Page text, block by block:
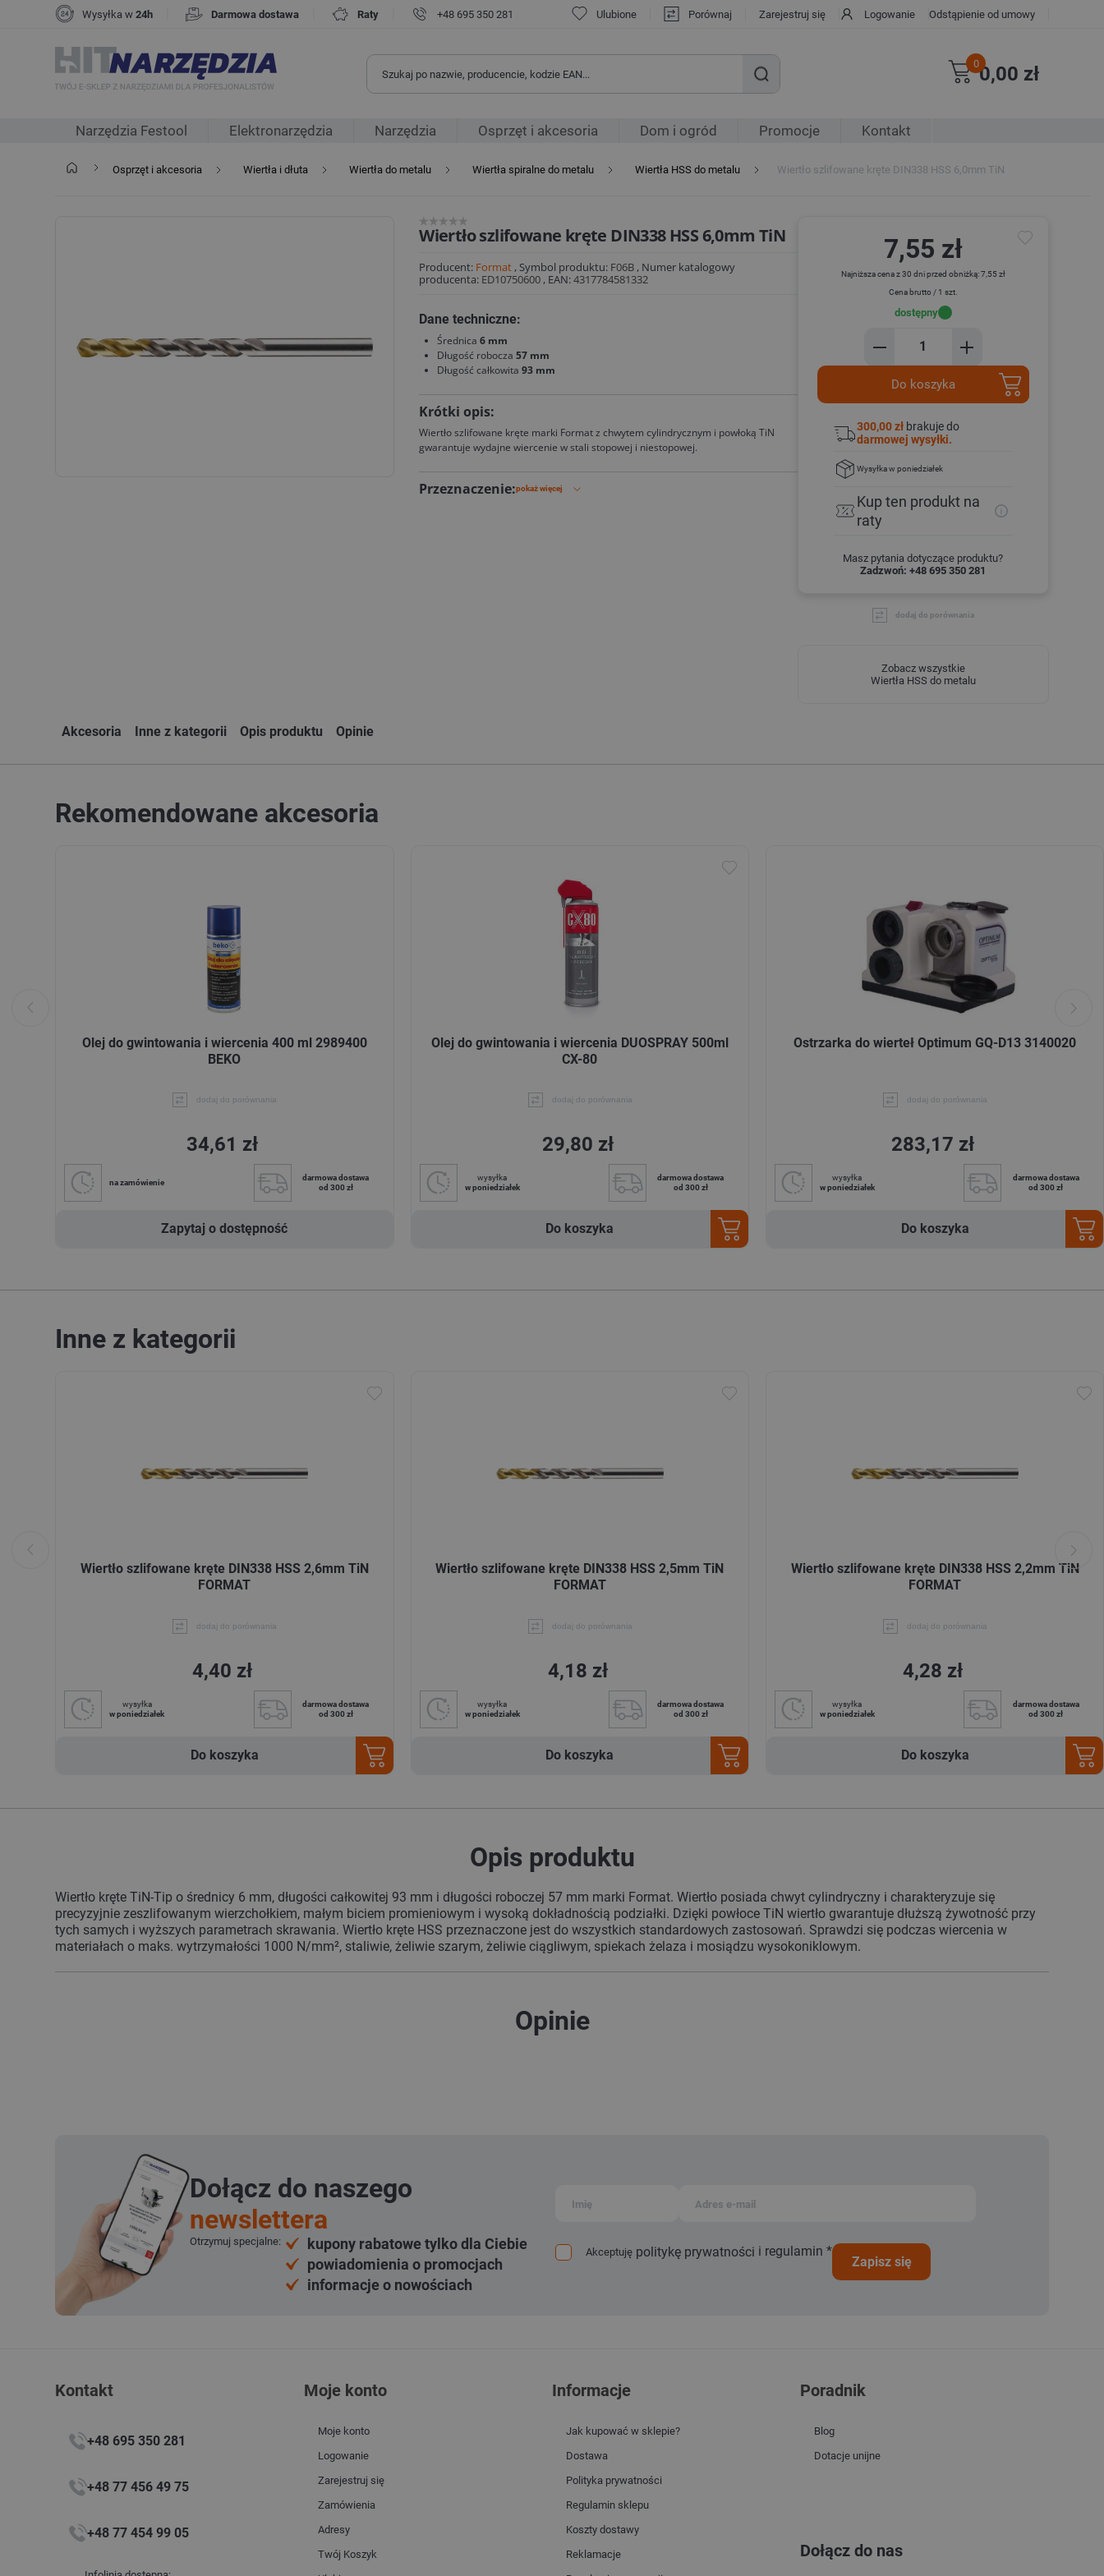
Wysyłka w24h Darmowa dostawa Raty +48 695 350 281 Ulubione Porównaj Zarejestruj się Logowanie Odstąpienie od umowy
00,00 zł
Narzędzia Festool Elektronarzędzia Narzędzia Osprzęt i akcesoria Dom i ogród Promocje Kontakt
Osprzęt i akcesoria Wiertła i dłuta Wiertła do metalu Wiertła spiralne do metalu Wiertła HSS do metalu Wiertło szlifowane kręte DIN338 HSS 6,0mm TiN
7,55 zł
Najniższa cena z 30 dni przed obniżką: 7,55 zł
Cena brutto / 1 szt.
dostępny
Do koszyka
300,00 złbrakuje do
darmowej wysyłki.
Wysyłkaw poniedziałek
Kup ten produkt na
raty
Masz pytania dotyczące produktu?
Zadzwoń: +48 695 350 281
dodaj do porównania
Zobacz wszystkie
Wiertła HSS do metalu
Wiertło szlifowane kręte DIN338 HSS 6,0mm TiN
Producent: Format , Symbol produktu: F06B , Numer katalogowy
producenta: ED10750600 , EAN:4317784581332
Dane techniczne:
Średnica6 mm
Długość robocza57 mm
Długość całkowita93 mm
Krótki opis:
Wiertło szlifowane kręte marki Format z chwytem cylindrycznym i powłoką TiN
gwarantuje wydajne wiercenie w stali stopowej i niestopowej.
Przeznaczenie:pokaż więcej
Akcesoria Inne z kategorii Opis produktu Opinie
Rekomendowane akcesoria
Olej do gwintowania i wiercenia 400 ml 2989400
BEKO
dodaj do porównania
34,61 zł
na zamówienie
darmowa dostawa
od 300 zł
Zapytaj o dostępność
Olej do gwintowania i wiercenia DUOSPRAY 500ml
CX-80
dodaj do porównania
29,80 zł
wysyłka
w poniedziałek
darmowa dostawa
od 300 zł
Do koszyka
Ostrzarka do wierteł Optimum GQ-D13 3140020
dodaj do porównania
283,17 zł
wysyłka
w poniedziałek
darmowa dostawa
od 300 zł
Do koszyka
Inne z kategorii
Wiertło szlifowane kręte DIN338 HSS 2,6mm TiN
FORMAT
dodaj do porównania
4,40 zł
wysyłka
w poniedziałek
darmowa dostawa
od 300 zł
Do koszyka
Wiertło szlifowane kręte DIN338 HSS 2,5mm TiN
FORMAT
dodaj do porównania
4,18 zł
wysyłka
w poniedziałek
darmowa dostawa
od 300 zł
Do koszyka
Wiertło szlifowane kręte DIN338 HSS 2,2mm TiN
FORMAT
dodaj do porównania
4,28 zł
wysyłka
w poniedziałek
darmowa dostawa
od 300 zł
Do koszyka
Opis produktu
Wiertło kręte TiN-Tip o średnicy 6 mm, długości całkowitej 93 mm i długości roboczej 57 mm marki Format. Wiertło posiada chwyt cylindryczny i charakteryzuje się
precyzyjnie zeszlifowanym wierzchołkiem, małym biciem promieniowym i wysoką dokładnością podziałki. Dzięki powłoce TiN wiertło gwarantuje dłuższą żywotność przy
tych samych i wyższych parametrach skrawania. Wiertło kręte HSS przeznaczone jest do wszystkich standardowych zastosowań. Sprawdzi się podczas wiercenia w
materiałach o maks. wytrzymałości 1000 N/mm², staliwie, żeliwie szarym, żeliwie ciągliwym, spiekach żelaza i mosiądzu wysokoniklowym.
Opinie
Dołącz do naszego
newslettera
Otrzymuj specjalne:
kupony rabatowe tylko dla Ciebie
powiadomienia o promocjach
informacje o nowościach
Akceptuję politykę prywatności i regulamin *
zapisz się
Kontakt
+48 695 350 281
+48 77 456 49 75
+48 77 454 99 05
Moje konto
Moje konto
Logowanie
Zarejestruj się
Zamówienia
Adresy
Twój Koszyk
Informacje
Jak kupować w sklepie?
Dostawa
Polityka prywatności
Regulamin sklepu
Koszty dostawy
Reklamacje
Poradnik
Blog
Dotacje unijne
Dołącz do nas